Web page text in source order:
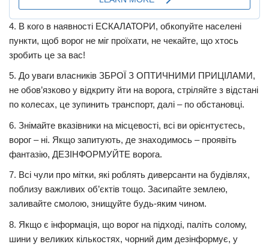
4. В кого в наявності ЕСКАЛАТОРИ, обкопуйте населені
пункти, щоб ворог не міг проїхати, не чекайте, що хтось
зробить це за вас!
5. До уваги власників ЗБРОЇ З ОПТИЧНИМИ ПРИЦІЛАМИ,
не обов’язково у відкриту йти на ворога, стріляйте з відстані
по колесах, це зупинить транспорт, далі – по обстановці.
6. Знімайте вказівники на місцевості, всі ви орієнтуєтесь,
ворог – ні. Якщо запитують, де знаходимось – проявіть
фантазію, ДЕЗІНФОРМУЙТЕ ворога.
7. Всі чули про мітки, які роблять диверсанти на будівлях,
поблизу важливих об’єктів тощо. Засипайте землею,
заливайте смолою, знищуйте будь-яким чином.
8. Якщо є інформація, що ворог на підході, паліть солому,
шини у великих кількостях, чорний дим дезінформує, у